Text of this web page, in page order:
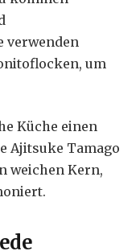
verwenden
um
Küche einen
Ajitsuke Tamago
weichen Kern,